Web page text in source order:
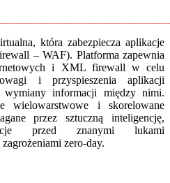
która zabezpiecza aplikacje
– WAF). Platforma zapewnia
i XML firewall w celu
i przyspieszenia aplikacji
informacji między nimi.
wielowarstwowe i skorelowane
przez sztuczną inteligencję,
przed znanymi lukami
zero-day.